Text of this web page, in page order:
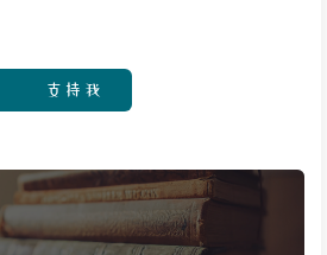
支持我